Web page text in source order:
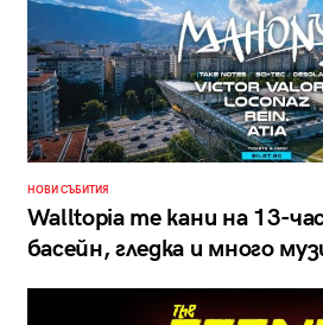
НОВИ СЪБИТИЯ
Walltopia те кани на 13-
басейн, гледка и много